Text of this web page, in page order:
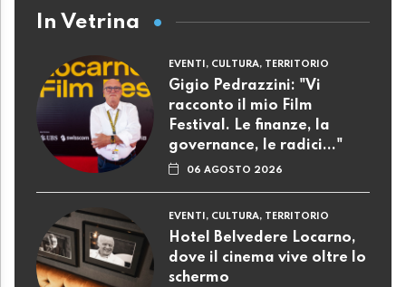
In Vetrina
EVENTI, CULTURA, TERRITORIO
Gigio Pedrazzini: "Vi
racconto il mio Film
Festival. Le finanze, la
governance, le radici..."
06 AGOSTO 2026
EVENTI, CULTURA, TERRITORIO
Hotel Belvedere Locarno,
dove il cinema vive oltre lo
schermo